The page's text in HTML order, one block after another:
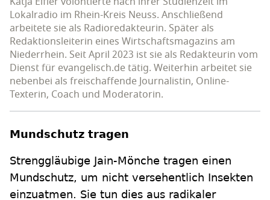
Lokalradio im Rhein-Kreis Neuss. Anschließend
arbeitete sie als Radioredakteurin. Später als
Redaktionsleiterin eines Wirtschaftsmagazins am
Niederrhein. Seit April 2023 ist sie als Redakteurin vom
Dienst für evangelisch.de tätig. Weiterhin arbeitet sie
nebenbei als freischaffende Journalistin, Online-
Texterin, Coach und Moderatorin.
Mundschutz tragen
Strenggläubige Jain-Mönche tragen einen
Mundschutz, um nicht versehentlich Insekten
einzuatmen. Sie tun dies aus radikaler